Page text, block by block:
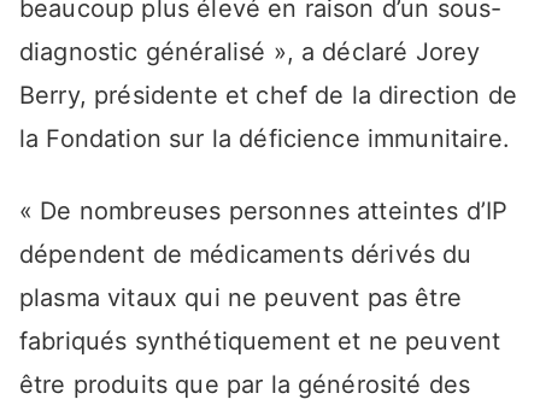
beaucoup plus élevé en raison d’un sous-
diagnostic généralisé », a déclaré Jorey
Berry, présidente et chef de la direction de
la Fondation sur la déficience immunitaire.
« De nombreuses personnes atteintes d’IP
dépendent de médicaments dérivés du
plasma vitaux qui ne peuvent pas être
fabriqués synthétiquement et ne peuvent
être produits que par la générosité des